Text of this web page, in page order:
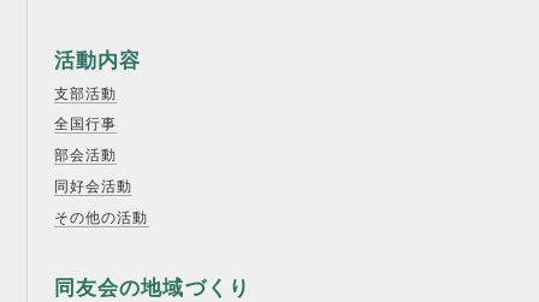
活動内容
支部活動
全国行事
部会活動
同好会活動
その他の活動
同友会の地域づくり